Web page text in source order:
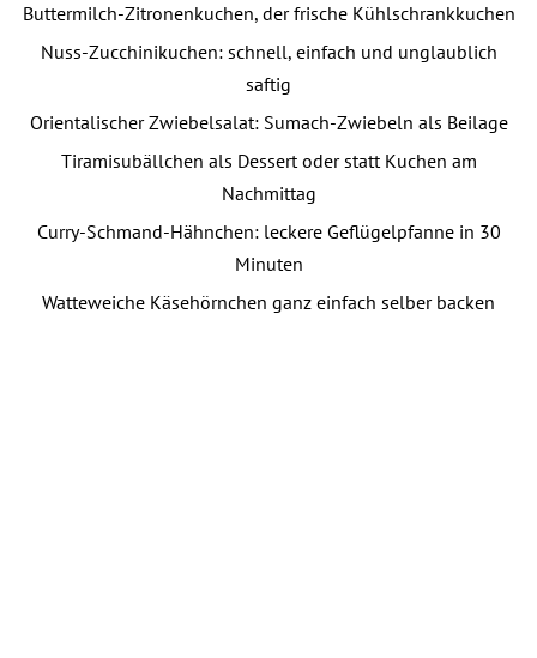
Buttermilch-Zitronenkuchen, der frische Kühlschrankkuchen
Nuss-Zucchinikuchen: schnell, einfach und unglaublich
saftig
Orientalischer Zwiebelsalat: Sumach-Zwiebeln als Beilage
Tiramisubällchen als Dessert oder statt Kuchen am
Nachmittag
Curry-Schmand-Hähnchen: leckere Geflügelpfanne in 30
Minuten
Watteweiche Käsehörnchen ganz einfach selber backen